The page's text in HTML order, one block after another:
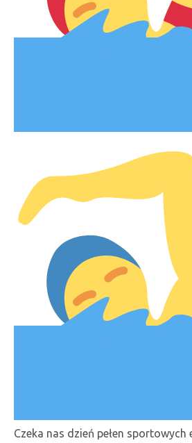
Czeka nas dzień pełen sportowych